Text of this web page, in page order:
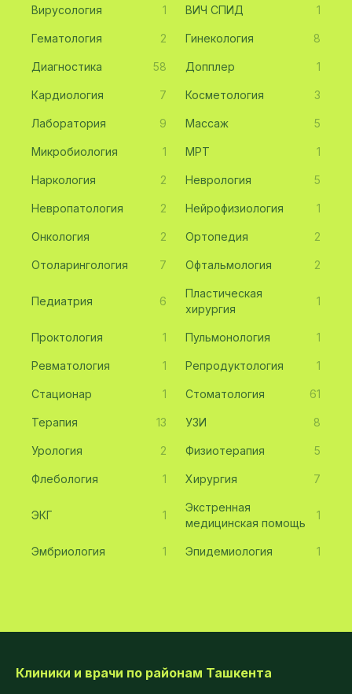
Вирусология 1 ВИЧ СПИД 1
Гематология 2 Гинекология 8
Диагностика 58 Допплер 1
Кардиология 7 Косметология 3
Лаборатория 9 Массаж 5
Микробиология 1 МРТ 1
Наркология 2 Неврология 5
Невропатология 2 Нейрофизиология 1
Онкология 2 Ортопедия 2
Отоларингология 7 Офтальмология 2
Педиатрия 6
Пластическая
хирургия
1
Проктология 1 Пульмонология 1
Ревматология 1 Репродуктология 1
Стационар 1 Стоматология 61
Терапия 13 УЗИ 8
Урология 2 Физиотерапия 5
Флебология 1 Хирургия 7
ЭКГ 1
Экстренная
медицинская помощь
1
Эмбриология 1 Эпидемиология 1
Клиники и врачи по районам Ташкента